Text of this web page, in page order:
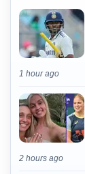
1 hour ago
2 hours ago